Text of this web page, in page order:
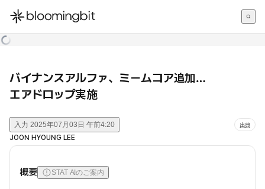
한국어
バイナンスアルファ、ミームコア追加…
エアドロップ実施
入力 2025年07月03日 午前4:20 出典
JOON HYOUNG LEE
概要 STAT AIのご案内